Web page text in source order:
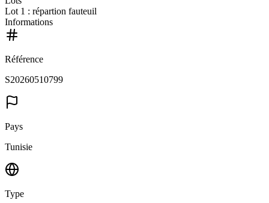
Lot 1 : répartion fauteuil
Informations
Référence
S20260510799
Pays
Tunisie
Type